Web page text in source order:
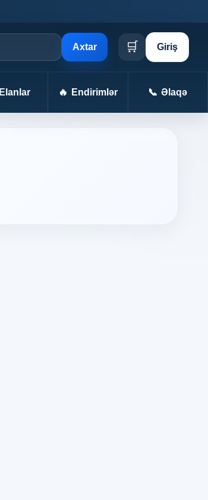
Axtar 🛒 Giriş
Elanlar 🔥 Endirimlər 📞 Əlaqə